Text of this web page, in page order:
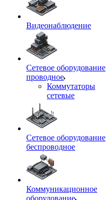
Видеонаблюдение
Сетевое оборудование
проводное
Коммутаторы
сетевые
Сетевое оборудование
беспроводное
Коммуникационное
оборудование